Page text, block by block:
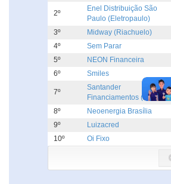
2º
Enel Distribuição São
Paulo (Eletropaulo)
3º Midway (Riachuelo)
4º
Sem Parar
5º
NEON Financeira
6º
Smiles
7º
Santander
Financiamentos (Aymoré)
8º Neoenergia Brasília
9º
Luizacred
10º
Oi Fixo